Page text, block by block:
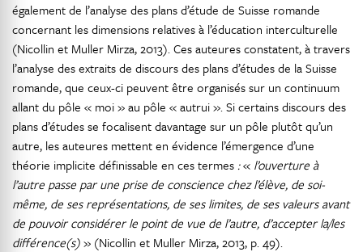
également de l’analyse des plans d’étude de Suisse romande
concernant les dimensions relatives à l’éducation interculturelle
(Nicollin et Muller Mirza, 2013). Ces auteures constatent, à travers
l’analyse des extraits de discours des plans d’études de la Suisse
romande, que ceux-ci peuvent être organisés sur un continuum
allant du pôle « moi » au pôle « autrui ». Si certains discours des
plans d’études se focalisent davantage sur un pôle plutôt qu’un
autre, les auteures mettent en évidence l’émergence d’une
théorie implicite définissable en ces termes :« l’ouverture à
l’autre passe par une prise de conscience chez l’élève, de soi-
même, de ses représentations, de ses limites, de ses valeurs avant
de pouvoir considérer le point de vue de l’autre, d’accepter la/les
différence(s)» (Nicollin et Muller Mirza, 2013, p. 49).